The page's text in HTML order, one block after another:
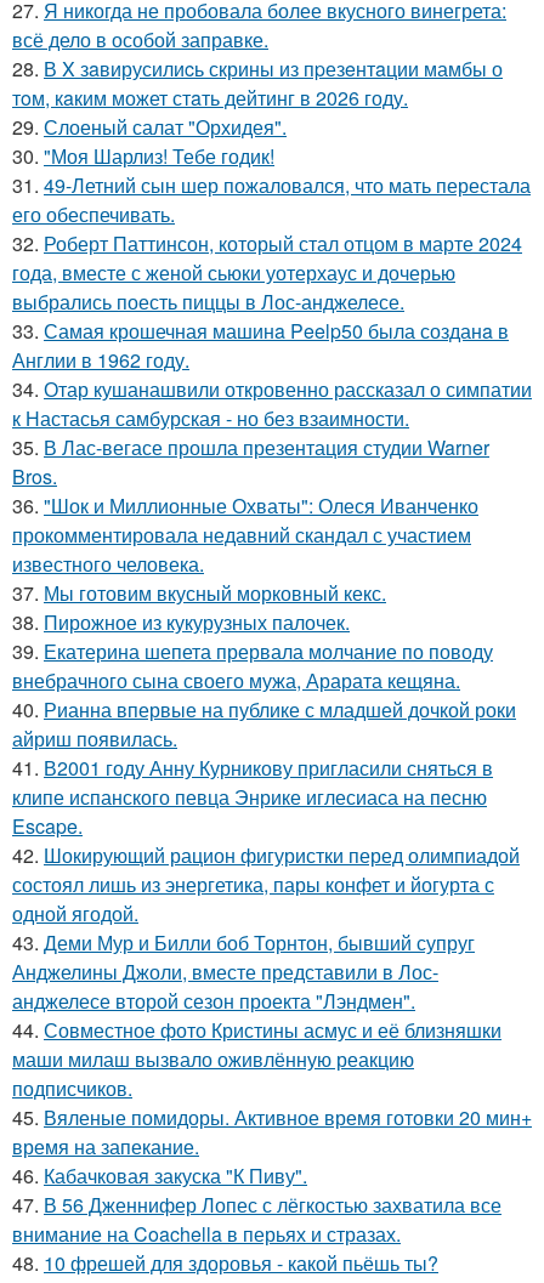
27. Я никогда не пробовала более вкусного винегрета:
всё дело в особой заправке.
28. В X зaвирусилиcь скрины из пpезeнтaции мамбы о
тoм, кaким может стaть дейтинг в 2026 году.
29. Слоеный салат "Орхидея".
30. "Моя Шарлиз! Тебе годик!
31. 49-Летний сын шер пожаловался, что мать перестала
его обеспечивать.
32. Роберт Паттинсон, который стал отцом в марте 2024
года, вместе с женой сьюки уотерхаус и дочерью
выбрались поесть пиццы в Лос-анджелесе.
33. Самая крошечная машинa Peelp50 была созданa в
Англии в 1962 году.
34. Отар кушанашвили откровенно рассказал о симпатии
к Настасья самбурская - но без взаимности.
35. В Лас-вегасе прошла презентация студии Warner
Bros.
36. "Шок и Миллионные Охваты": Олеся Иванченко
прокомментировала недавний скандал с участием
известного человека.
37. Мы готовим вкусный морковный кекс.
38. Пирожное из кукурузных палочек.
39. Екатерина шепета прервала молчание по поводу
внебрачного сына своего мужа, Арарата кещяна.
40. Рианна впервые на публике с младшей дочкой роки
айриш появилась.
41. В2001 году Анну Курникову пригласили сняться в
клипе испанского певца Энрике иглесиаса на песню
Escape.
42. Шокирующий рацион фигуристки перед олимпиадой
состоял лишь из энергетика, пары конфет и йогурта с
одной ягодой.
43. Деми Мур и Билли боб Торнтон, бывший супруг
Анджелины Джоли, вместе представили в Лос-
анджелесе второй сезон проекта "Лэндмен".
44. Совместное фото Кристины асмус и её близняшки
маши милаш вызвало оживлённую реакцию
подписчиков.
45. Вяленые помидоры. Активное время готовки 20 мин+
время на запекание.
46. Кабачковая закуска "К Пиву".
47. В 56 Дженнифер Лопес с лёгкостью захватила все
внимание на Coachella в перьях и стразах.
48. 10 фрешей для здоровья - какой пьёшь ты?